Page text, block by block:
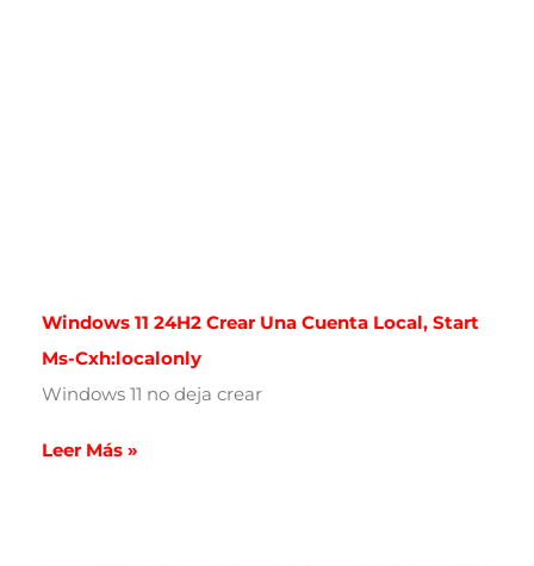
Windows 11 24H2 Crear Una Cuenta Local, Start
Ms-Cxh:localonly
Windows 11 no deja crear
Leer Más »